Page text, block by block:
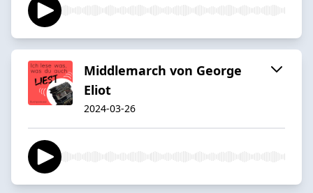
Middlemarch von George
Eliot
2024-03-26